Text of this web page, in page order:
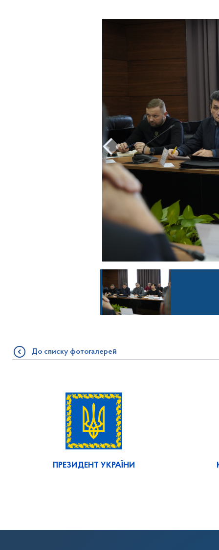
До списку фотогалерей
ПРЕЗИДЕНТ УКРАЇНИ